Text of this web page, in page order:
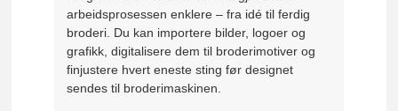
arbeidsprosessen enklere – fra idé til ferdig
broderi. Du kan importere bilder, logoer og
grafikk, digitalisere dem til broderimotiver og
finjustere hvert eneste sting før designet
sendes til broderimaskinen.